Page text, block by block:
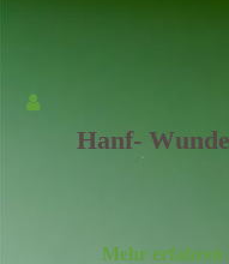
Hanf-
Mehr erfahren